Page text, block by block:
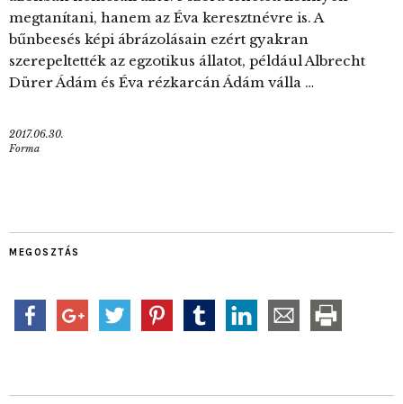
megtanítani, hanem az Éva keresztnévre is. A
bűnbeesés képi ábrázolásain ezért gyakran
szerepeltették az egzotikus állatot, például Albrecht
Dürer Ádám és Éva rézkarcán Ádám válla …
2017.06.30.
Forma
MEGOSZTÁS